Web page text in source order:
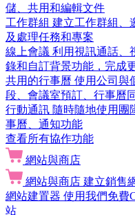
儲、共用和編輯文件
工作群組 建立工作群組、
及處理任務和專案
線上會議 利用視訊通話、
錄和自訂背景功能，完成
共用的行事曆 使用公司與
段、會議室預訂、行事曆
行動通訊 隨時隨地使用團
事曆、通知功能
查看所有協作功能
網站與商店
網站與商店 建立銷售
網站建置器 使用我們免費
站